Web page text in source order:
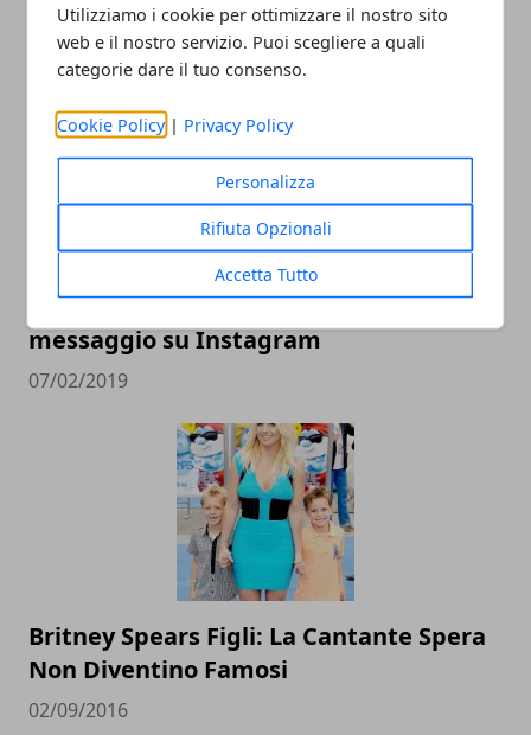
Utilizziamo i cookie per ottimizzare il nostro sito
web e il nostro servizio. Puoi scegliere a quali
categorie dare il tuo consenso.
Cookie Policy | Privacy Policy
Personalizza
Rifiuta Opzionali
Accetta Tutto
Dedicare una canzone, alcuni consigli
20/02/2022
Simona Ventura The Voice of Italy, il
messaggio su Instagram
07/02/2019
Britney Spears Figli: La Cantante Spera
Non Diventino Famosi
02/09/2016